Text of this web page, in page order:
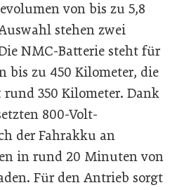
von bis zu 5,8
stehen zwei
NMC-Batterie steht für
bis zu 450 Kilometer, die
rund 350 Kilometer. Dank
800-Volt-
der Fahrakku an
in rund 20 Minuten von
Für den Antrieb sorgt